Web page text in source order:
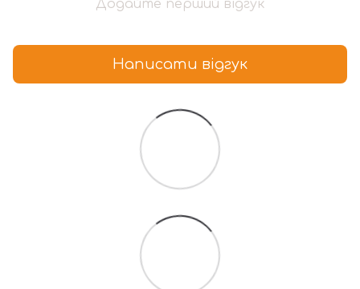
Додайте перший відгук
Написати відгук